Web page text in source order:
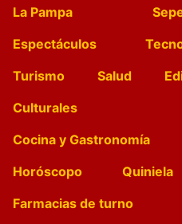
La Pampa
Espectáculos
Turismo
Salud
Culturales
Cocina y Gastronomía
Horóscopo
Quiniela
Farmacias de turno